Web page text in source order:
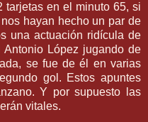
tarjetas en el minuto 65, si
hayan hecho un par de
una actuación ridícula de
Antonio López jugando de
se fue de él en varias
gol. Estos apuntes
Y por supuesto las
vitales.